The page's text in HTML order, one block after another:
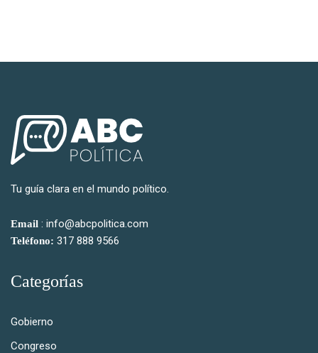
Tu guía clara en el mundo político.
Email : info@abcpolitica.com
Teléfono: 317 888 9566
Categorías
Gobierno
Congreso